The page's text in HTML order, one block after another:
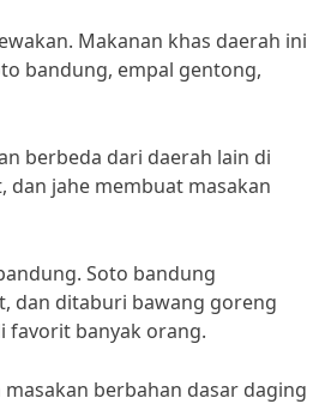
Makanan khas daerah ini
bandung, empal gentong,
berbeda dari daerah lain di
jahe membuat masakan
Soto bandung
dan ditaburi bawang goreng
favorit banyak orang.
berbahan dasar daging